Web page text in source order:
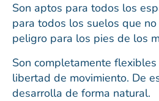
Son aptos para todos los
para todos los suelos que
peligro para los pies de los
Son completamente
libertad de movimiento. De
desarrolla de forma natural.